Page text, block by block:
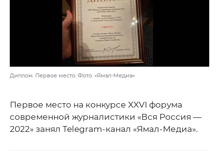
Диплом. Первое место. Фото: «Ямал-Медиа»
Первое место на конкурсе XXVI форума
современной журналистики «Вся Россия —
2022» занял Telegram-канал «Ямал-Медиа».